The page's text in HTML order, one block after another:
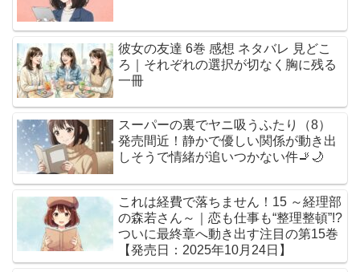
彼女の友達 6巻 感想 ネタバレ 見どこ
ろ｜それぞれの選択が切なく胸に残る
一冊
スーパーの裏でヤニ吸うふたり（8）
発売間近！静かで優しい関係が動き出
しそうで情緒が追いつかない件🚬🌙
これは経費で落ちません！15 ～経理部
の森若さん～｜恋も仕事も“整理整頓”!?
ついに最終章へ動き出す注目の第15巻
【発売日：2025年10月24日】